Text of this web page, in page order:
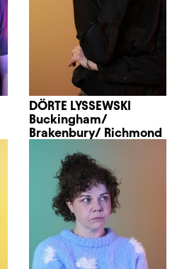
DÖRTE LYSSEWSKI
Buckingham/
Brakenbury/ Richmond